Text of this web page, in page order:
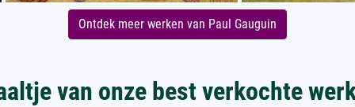
Ontdek meer werken van Paul Gauguin
van onze best verkochte